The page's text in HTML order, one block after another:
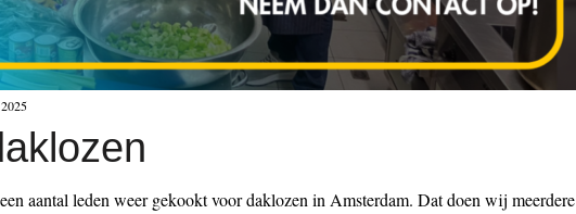
aantal leden weer gekookt voor daklozen in Amsterdam. Dat doen wij meerdere